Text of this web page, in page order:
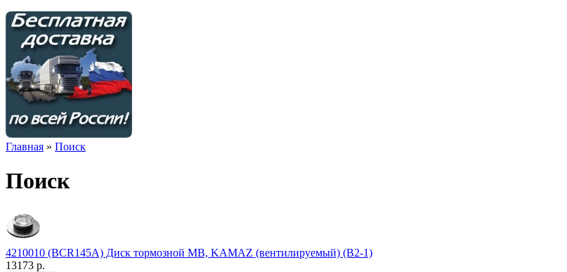
Главная » Поиск
Поиск
4210010 (BCR145A) Диск тормозной MB, KAMAZ (вентилируемый) (В2-1)
13173 р.